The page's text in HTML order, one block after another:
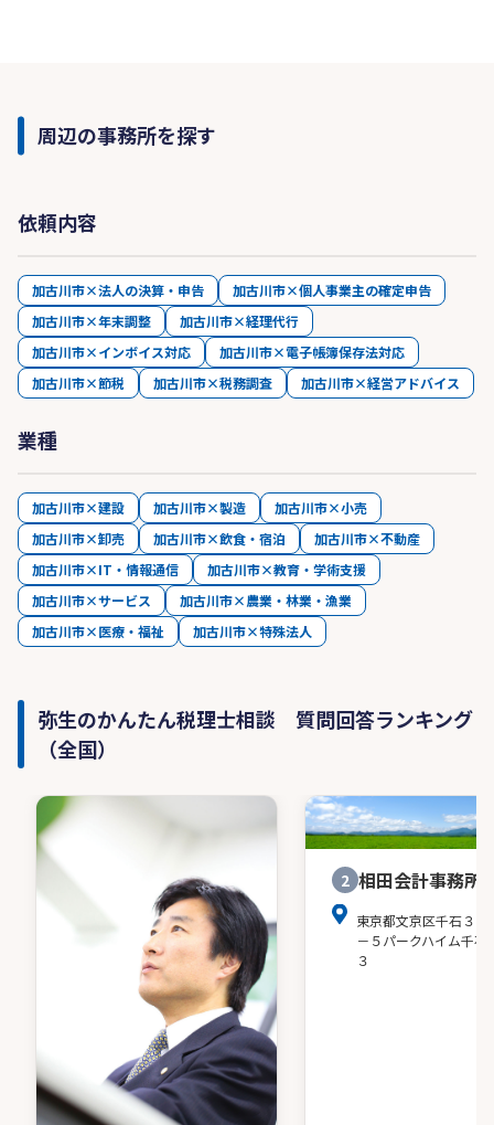
周辺の事務所を探す
依頼内容
加古川市×法人の決算・申告
加古川市×個人事業主の確定申告
加古川市×年末調整
加古川市×経理代行
加古川市×インボイス対応
加古川市×電子帳簿保存法対応
加古川市×節税
加古川市×税務調査 加古川市×経営アドバイス
業種
加古川市×建設 加古川市×製造
加古川市×小売
加古川市×卸売
加古川市×飲食・宿泊
加古川市×不動産
加古川市×IT・情報通信
加古川市×教育・学術支援
加古川市×サービス
加古川市×農業・林業・漁業
加古川市×医療・福祉
加古川市×特殊法人
弥生のかんたん税理士相談 質問回答ランキング
（全国）
2 相田会計事務所
東京都文京区千石３－
－５パークハイム千石
３